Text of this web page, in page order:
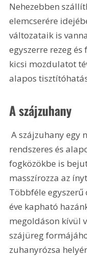
Nehezebben
elemcserére
változataik is
egyszerre rezeg
kicsi mozdulatot
alapos
A szájzuhany
A szájzuhany egy nagyon jó kiegészítője a
rendszeres és
fogközökbe is
masszírozza az
Többféle
éve kapható
megoldáson kívül
szájüreg
zuhanyrózsa